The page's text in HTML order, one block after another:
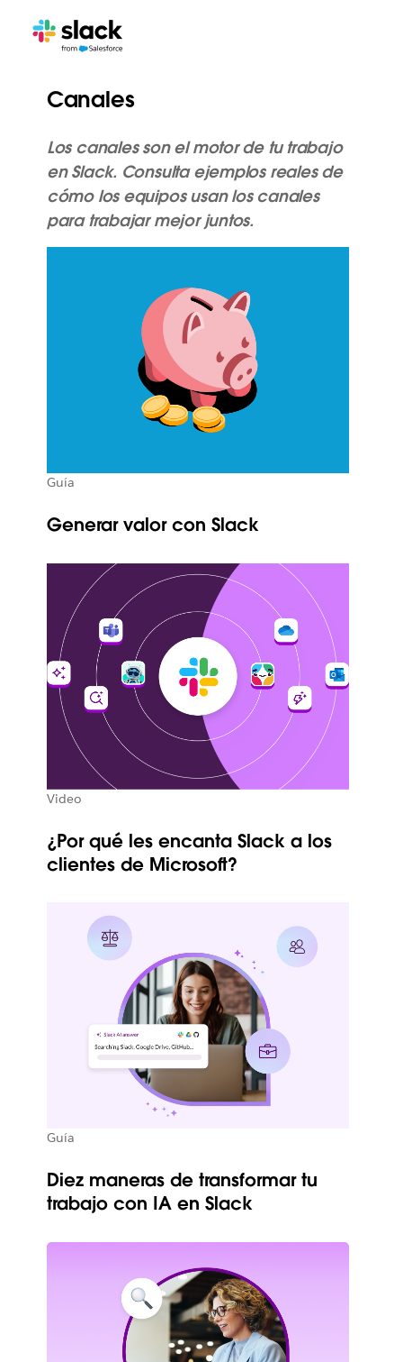
Canales
Los canales son el motor de tu trabajo
en Slack. Consulta ejemplos reales de
cómo los equipos usan los canales
para trabajar mejor juntos.
Guía
Generar valor con Slack
Video
¿Por qué les encanta Slack a los
clientes de Microsoft?
Guía
Diez maneras de transformar tu
trabajo con IA en Slack